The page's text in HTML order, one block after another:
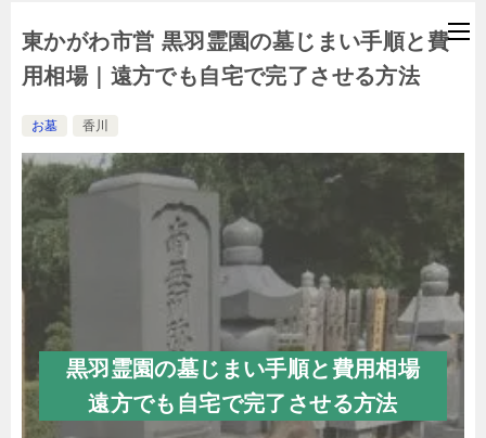
東かがわ市営 黒羽霊園の墓じまい手順と費
用相場｜遠方でも自宅で完了させる方法
お墓 香川
黒羽霊園の墓じまい手順と費用相場
遠方でも自宅で完了させる方法